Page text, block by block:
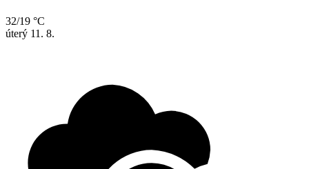
32/19 °C
úterý 11. 8.